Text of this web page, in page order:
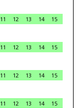
11 12 13 14
15
11 12 13 14
15
11 12 13 14
15
11 12 13 14
15